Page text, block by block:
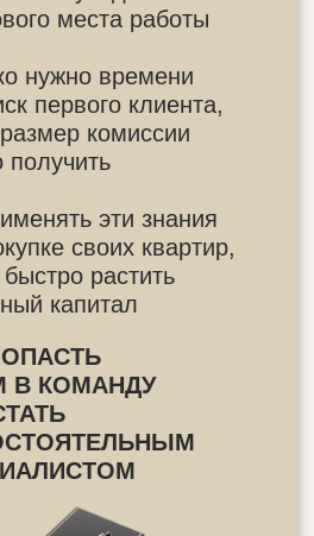
В КОМАНДУ
места работы
нужно времени
первого клиента,
комиссии
эти знания
своих квартир,
растить
капитал